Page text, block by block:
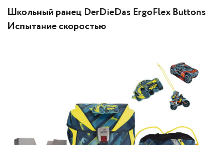
Школьный ранец DerDieDas ErgoFlex Buttons
Испытание скоростью